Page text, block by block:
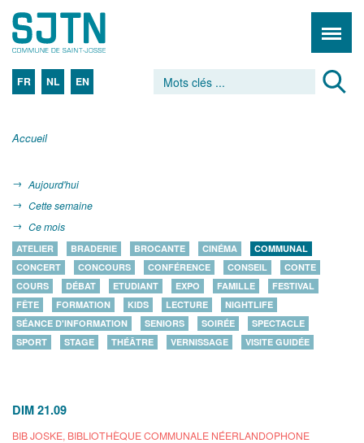
FR NL EN
Accueil
Aujourd'hui
Cette semaine
Ce mois
ATELIER BRADERIE BROCANTE CINÉMA
COMMUNAL
CONCERT
CONCOURS CONFÉRENCE CONSEIL
CONTE
COURS
DÉBAT ETUDIANT EXPO FAMILLE
FESTIVAL
FÊTE
FORMATION KIDS LECTURE
NIGHTLIFE
SÉANCE D'INFORMATION
SENIORS SOIRÉE
SPECTACLE
SPORT
STAGE THÉÂTRE VERNISSAGE VISITE GUIDÉE
DIM 21.09
BIB JOSKE, BIBLIOTHÈQUE COMMUNALE NÉERLANDOPHONE